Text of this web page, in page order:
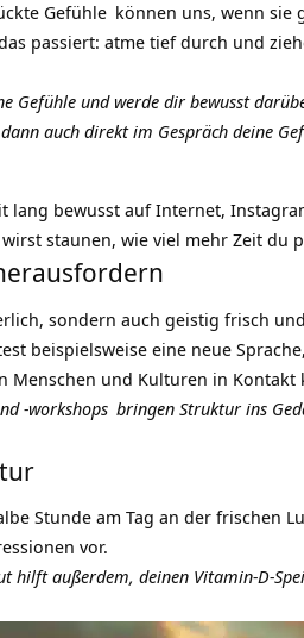
Gefühle können uns, wenn sie
passiert: atme tief durch und
Gefühleund werde dir bewusst
auch direkt im Gespräch deine
lang bewusst auf Internet,
staunen, wie viel mehr Zeit
sondern auch geistig frisch
beispielsweise eine neue
Menschen und Kulturen in Kontakt
-workshops bringen Struktur ins
Stunde am Tag an der frischen
vor.
hilft außerdem, deinen Vitamin-D-